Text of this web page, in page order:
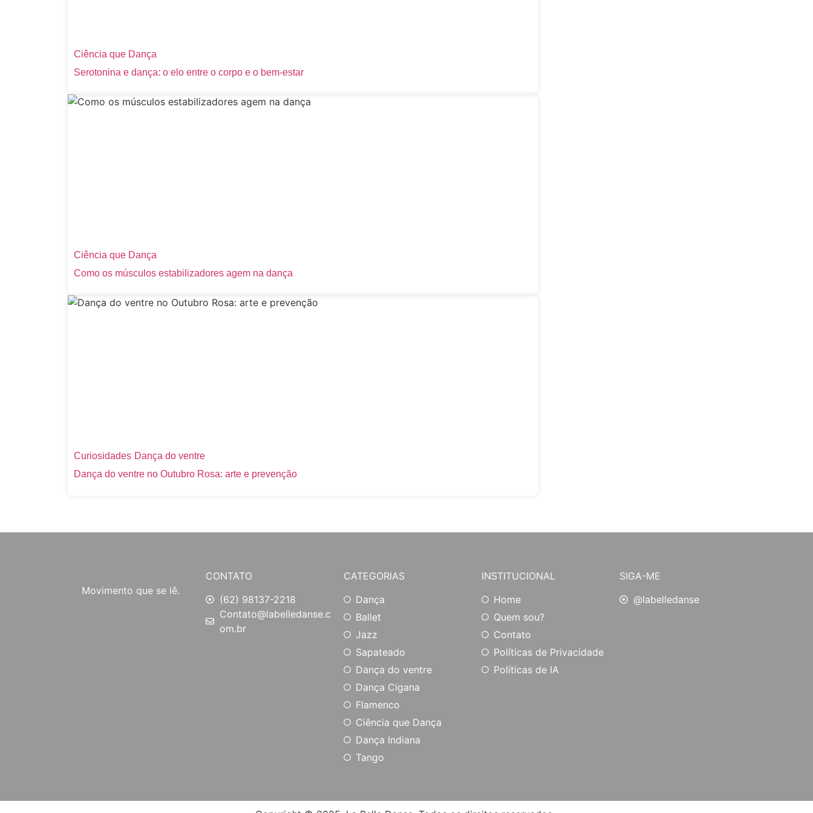
Ciência que Dança
Serotonina e dança: o elo entre o corpo e o bem-estar
Ciência que Dança
Como os músculos estabilizadores agem na dança
Curiosidades Dança do ventre
Dança do ventre no Outubro Rosa: arte e prevenção
Movimento que se lê.
CONTATO
(62) 98137-2218
Contato@labelledanse.c
om.br
CATEGORIAS
Dança
Ballet
Jazz
Sapateado
Dança do ventre
Dança Cigana
Flamenco
Ciência que Dança
Dança Indiana
Tango
INSTITUCIONAL
Home
Quem sou?
Contato
Políticas de Privacidade
Políticas de IA
SIGA-ME
@labelledanse